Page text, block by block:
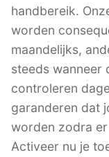
handbereik.
worden
maandelijks,
steeds wanneer
controleren
garanderen dat
worden zodra
Activeer nu je